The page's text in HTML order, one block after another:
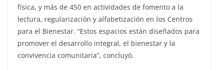
física, y más de 450 en actividades de fomento a la
lectura, regularización y alfabetización en los Centros
para el Bienestar. “Estos espacios están diseñados para
promover el desarrollo integral, el bienestar y la
convivencia comunitaria”, concluyó.